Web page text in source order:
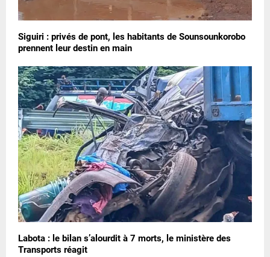
Siguiri : privés de pont, les habitants de Sounsounkorobo
prennent leur destin en main
Labota : le bilan s’alourdit à 7 morts, le ministère des
Transports réagit